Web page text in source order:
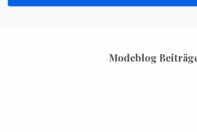
Modeblog